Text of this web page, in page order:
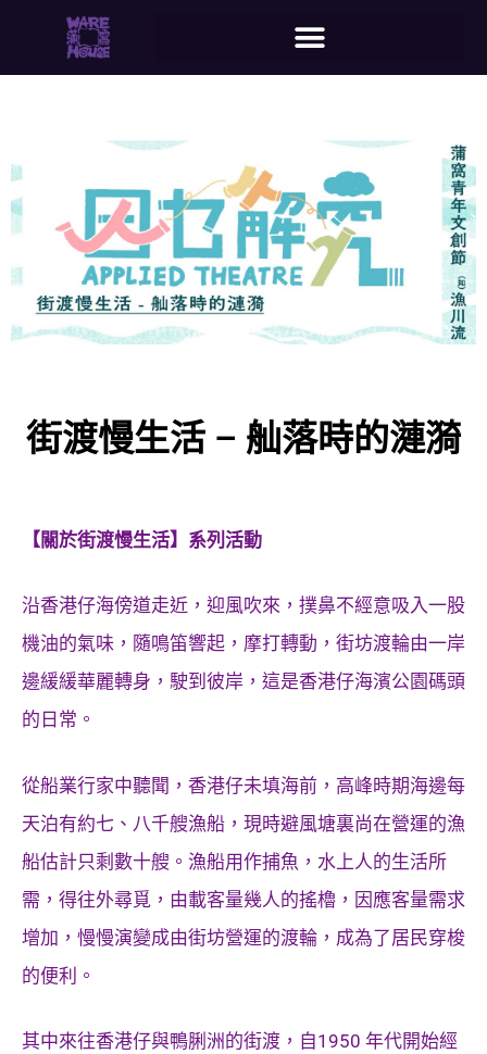
街渡慢生活 – 舢落時的漣漪
【關於街渡慢生活】系列活動
沿香港仔海傍道走近，迎風吹來，撲鼻不經意吸入一股
機油的氣味，隨鳴笛響起，摩打轉動，街坊渡輪由一岸
邊緩緩華麗轉身，駛到彼岸，這是香港仔海濱公園碼頭
的日常。
從船業行家中聽聞，香港仔未填海前，高峰時期海邊每
天泊有約七、八千艘漁船，現時避風塘裏尚在營運的漁
船估計只剩數十艘。漁船用作捕魚，水上人的生活所
需，得往外尋覓，由載客量幾人的搖櫓，因應客量需求
增加，慢慢演變成由街坊營運的渡輪，成為了居民穿梭
的便利。
其中來往香港仔與鴨脷洲的街渡，自1950 年代開始經